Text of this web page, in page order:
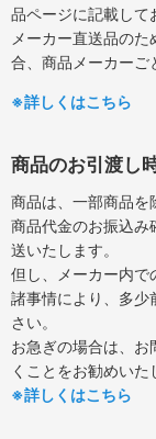
品ページに記載して
メーカー直送品の
合、商品メーカーご
※詳しくはこちら
商品のお引渡し
商品は、一部商品を
商品代金のお振込み
送いたします。
但し、メーカー内で
諸事情により、多少
さい。
お急ぎの場合は、
くことをお勧めいた
※詳しくはこちら